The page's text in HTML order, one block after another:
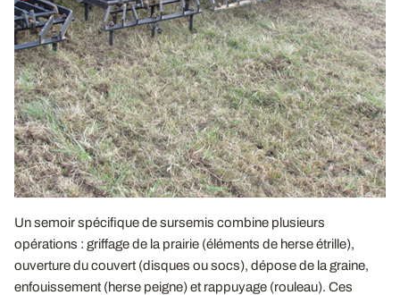
Un semoir spécifique de sursemis combine plusieurs
opérations : griffage de la prairie (éléments de herse étrille),
ouverture du couvert (disques ou socs), dépose de la graine,
enfouissement (herse peigne) et rappuyage (rouleau). Ces